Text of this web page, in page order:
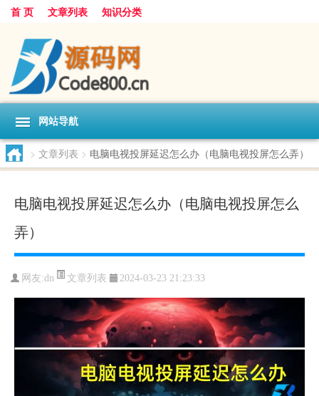
首 页 文章列表 知识分类
网站导航
> 文章列表 > 电脑电视投屏延迟怎么办（电脑电视投屏怎么弄）
电脑电视投屏延迟怎么办（电脑电视投屏怎么
弄）
网友:dn 文章列表 2024-03-23 21:23:33